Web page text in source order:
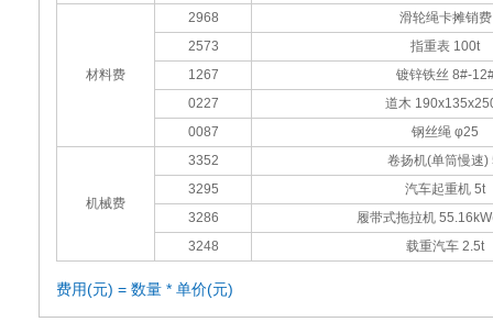
材料费
2968
滑轮绳卡摊销费
2573
指重表 100t
1267
镀锌铁丝 8#-
0227
道木
0087
钢丝绳 φ25
机械费
3352
卷扬机(单筒慢速)
3295
汽车起重机 5t
3286
履带式拖拉机
3248
载重汽车 2.5t
费用(元) = 数量 * 单价(元)